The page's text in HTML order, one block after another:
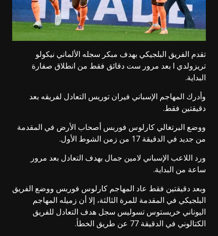
تقدم الفريق البلجيكي بهدف مبكر سجله الألماني نيكولو
تريزولدي ا بعد مرور ست دقائق فقط من انطلاق صفارة
البداية.
وأدرك المهاجم الإسباني فيران توريس التعادل لفريقه بعد
دقيقتين فقط.
ووضع البرتغالي كارلوس فوربس أصحاب الأرض في المقدمة
من جديد في الدقيقة 17 من زمن الشوط الأول.
ورد اللاعب الإسباني لامين جمال بهدف التعادل بعد مرور
ساعة من البداية.
وبعد دقيقتين فقط عاد المهاجم كارلوس فوربس ووضع الفريق
البلجيكي في المقدمة للمرة الثالثة، إلا أن زميله المهاجم
اليوناني خريستوس تسوليس سجل هدف التعادل للفريق
الكتالوني في الدقيقة 77 عن طريق الخطأ.